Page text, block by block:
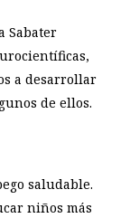
Sabater
a desarrollar
de ellos.
saludable.
niños más